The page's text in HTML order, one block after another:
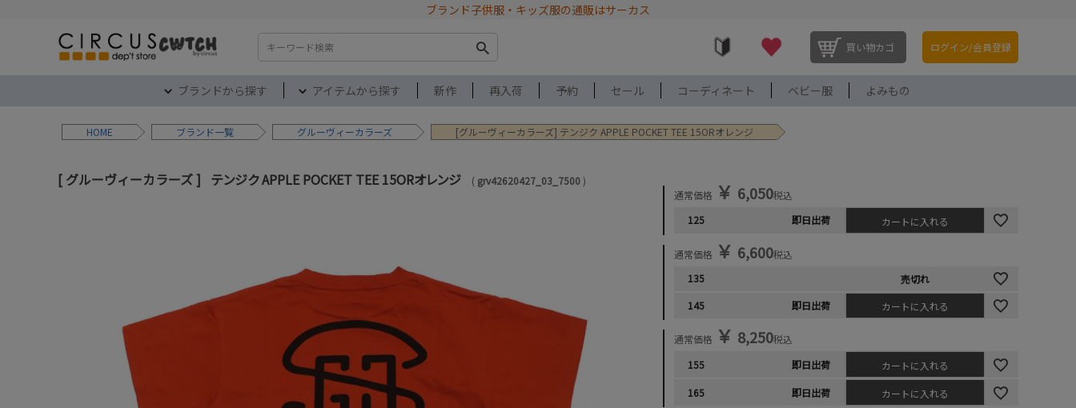
ブランド子供服・キッズ服の通販はサーカス
検索 買い物カゴ ログイン/会員登録
ブランドから探す アイテムから探す 新作 再入荷 予約 セール コーディネート ベビー服 よみもの
HOME ブランド グルーヴィーカラーズ [グルーヴィーカラーズ] テンジク APPLE POCKET TEE 15ORオレンジ
グルーヴィーカラーズ テンジク APPLE POCKET TEE 15ORオレンジ grv42620427_03_7500
通常価格 ￥ 6,050税込
125
即日出荷 カートに入れる
通常価格 ￥ 6,600税込
135
売切れ
145
即日出荷 カートに入れる
通常価格 ￥ 8,250税込
155
即日出荷
カートに入れる
165
即日出荷 カートに入れる